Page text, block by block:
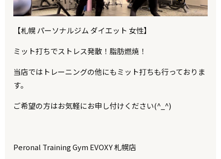
【札幌 パーソナルジム ダイエット 女性】
ミット打ちでストレス発散！脂肪燃焼！
当店ではトレーニングの他にもミット打ちも行っておりま
す。
ご希望の方はお気軽にお申し付けください(^_^)
Peronal Training Gym EVOXY 札幌店